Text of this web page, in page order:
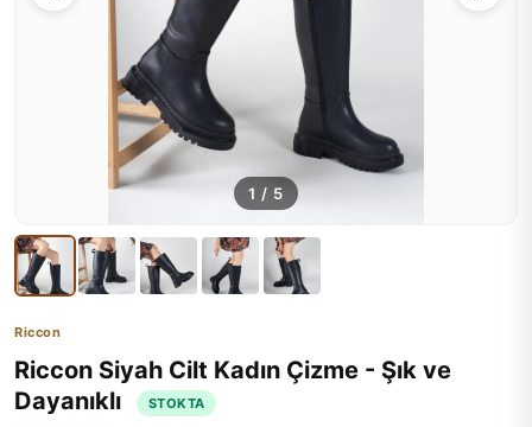
1 / 5
Riccon
Riccon Siyah Cilt Kadın Çizme - Şık ve
Dayanıklı
STOKTA